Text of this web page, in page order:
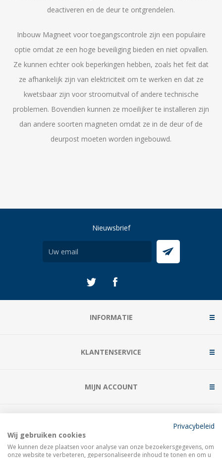
deactiveren en de deur te ontgrendelen.
Inbouw Magneet voor toegangscontrole zijn een populaire
optie omdat ze een hoge beveiliging bieden en niet opvallen.
Ze kunnen echter ook beperkingen hebben, zoals het feit dat
ze afhankelijk zijn van elektriciteit om te werken en dat ze
kwetsbaar zijn voor stroomuitval of andere technische
problemen. Bovendien kunnen ze moeilijker te installeren zijn
dan andere soorten magneten omdat ze in de deur of de
deurpost moeten worden ingebouwd.
Nieuwsbrief
INFORMATIE
KLANTENSERVICE
MIJN ACCOUNT
Privacybeleid
Wij gebruiken cookies
We kunnen deze plaatsen voor analyse van onze bezoekersgegevens, om
onze website te verbeteren, gepersonaliseerde inhoud te tonen en om u